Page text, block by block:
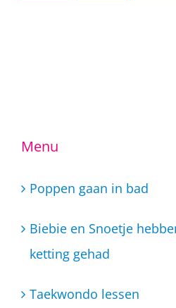
Menu
Poppen gaan in bad
Biebie en Snoetje
ketting gehad
Taekwondo lessen